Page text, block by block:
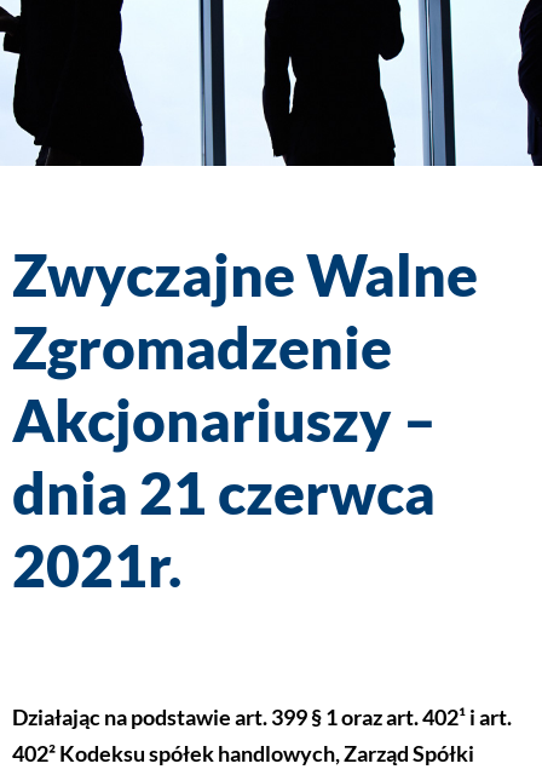
Zwyczajne Walne
Zgromadzenie
Akcjonariuszy –
dnia 21 czerwca
2021r.
Działając na podstawie art. 399 § 1 oraz art. 402¹ i art.
402² Kodeksu spółek handlowych, Zarząd Spółki